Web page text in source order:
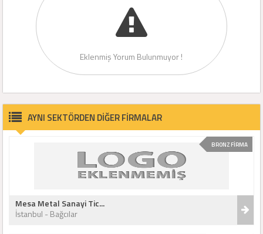
Eklenmiş Yorum Bulunmuyor !
AYNI SEKTÖRDEN DİĞER FİRMALAR
BRONZ FİRMA
Mesa Metal Sanayi Tic...
İstanbul - Bağcılar